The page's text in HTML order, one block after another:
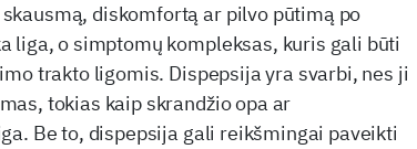
diskomfortą ar pilvo pūtimą po
liga, o simptomų kompleksas, kuris gali būti
trakto ligomis. Dispepsija yra svarbi, nes ji
tokias kaip skrandžio opa ar
Be to, dispepsija gali reikšmingai paveikti